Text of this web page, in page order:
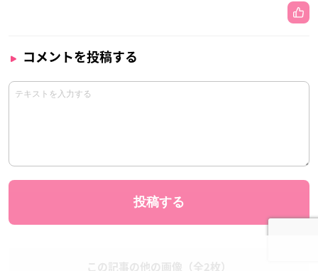
コメントを投稿する
この記事の他の画像（全2枚）